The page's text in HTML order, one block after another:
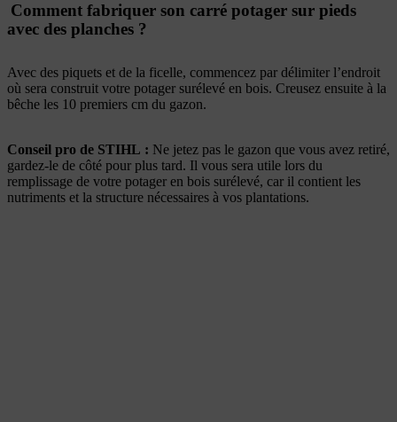
Comment fabriquer son carré potager sur pieds
avec des planches ?
Avec des piquets et de la ficelle, commencez par délimiter l’endroit
où sera construit votre potager surélevé en bois. Creusez ensuite à la
bêche les 10 premiers cm du gazon.
Conseil pro de STIHL : Ne jetez pas le gazon que vous avez retiré,
gardez-le de côté pour plus tard. Il vous sera utile lors du
remplissage de votre potager en bois surélevé, car il contient les
nutriments et la structure nécessaires à vos plantations.